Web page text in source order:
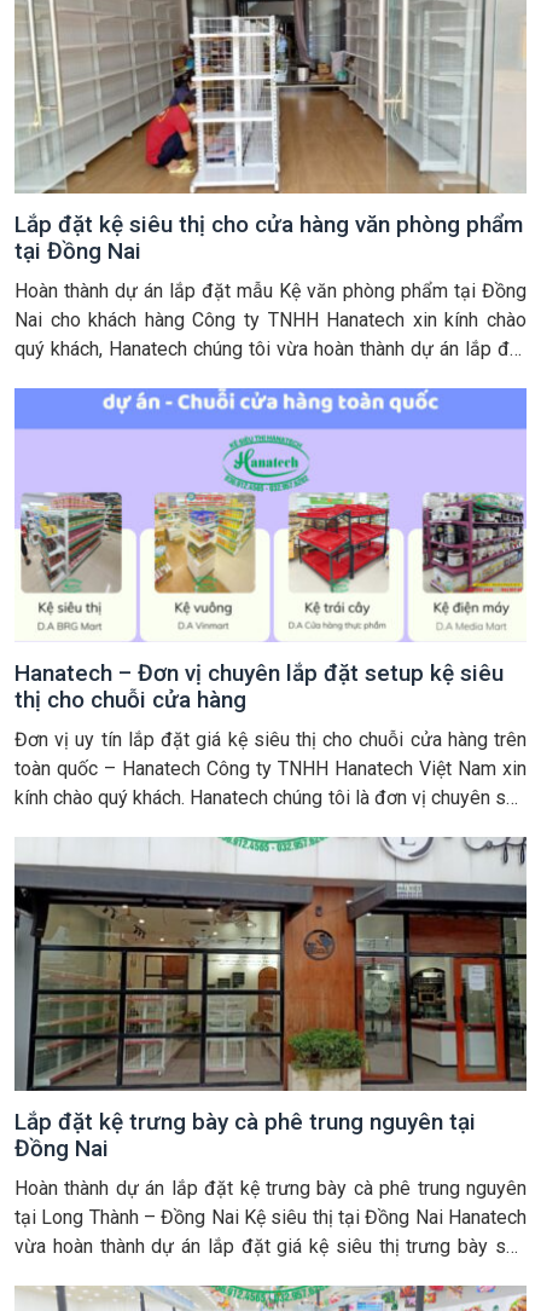
Lắp đặt kệ siêu thị cho cửa hàng văn phòng phẩm
tại Đồng Nai
Hoàn thành dự án lắp đặt mẫu Kệ văn phòng phẩm tại Đồng
Nai cho khách hàng Công ty TNHH Hanatech xin kính chào
quý khách, Hanatech chúng tôi vừa hoàn thành dự án lắp đặt
các mặt hàng văn phòng […]
Hanatech – Đơn vị chuyên lắp đặt setup kệ siêu
thị cho chuỗi cửa hàng
Đơn vị uy tín lắp đặt giá kệ siêu thị cho chuỗi cửa hàng trên
toàn quốc – Hanatech Công ty TNHH Hanatech Việt Nam xin
kính chào quý khách. Hanatech chúng tôi là đơn vị chuyên sản
Lắp đặt kệ trưng bày cà phê trung nguyên tại
Đồng Nai
Hoàn thành dự án lắp đặt kệ trưng bày cà phê trung nguyên
tại Long Thành – Đồng Nai Kệ siêu thị tại Đồng Nai Hanatech
vừa hoàn thành dự án lắp đặt giá kệ siêu thị trưng bày sản
cho khách hàn […]